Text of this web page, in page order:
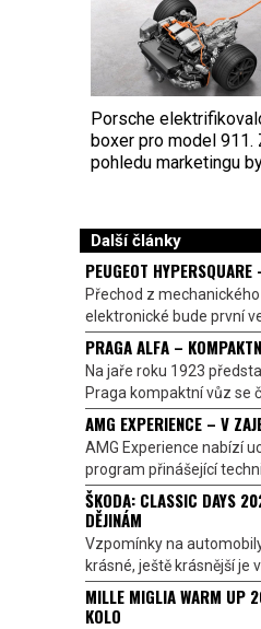
Porsche
boxer pro model 911.
pohledu marketingu
Další články
PEUGEOT
Přechod z
elektronické bude první
PRAGA ALFA –
Na jaře roku 1923
Praga kompaktní vůz se
AMG EXPERIENCE – V
AMG Experience nabízí
program přinášející
ŠKODA: CLASSIC DAYS
DĚJINÁM
Vzpomínky na
krásné, ještě krásnější je
MILLE MIGLIA WARM UP
KOLO